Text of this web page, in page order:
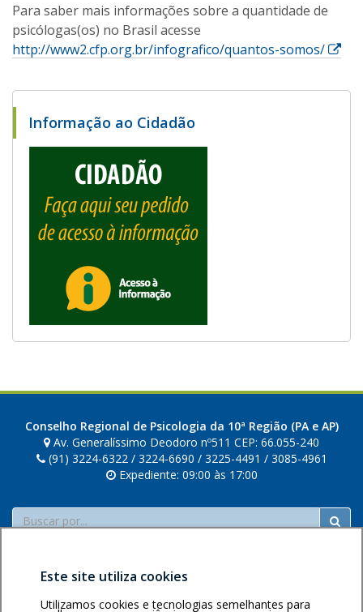
Para saber mais informações sobre a quantidade de
psicólogas(os) no Brasil acesse
http://www2.cfp.org.br/infografico/quantos-somos/
E
s
m
a
n
Informação ao Cidadão
Conselho Regional de Psicologia da 10ª Região (PA e AP)
Av. Generalíssimo Deodoro nº511 CEP: 66.055-240
(91) 3224-6322 / 3224-6690 / 3225-4491 / 3085-4961
Expediente: 09:00 às 17:00
Buscar
Este site utiliza cookies
Utilizamos cookies e tecnologias semelhantes para